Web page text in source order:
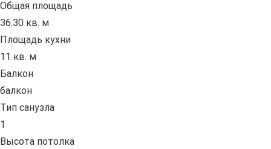
Общая площадь
36.30 кв. м
Площадь кухни
11 кв. м
Балкон
балкон
Тип санузла
1
Высота потолка